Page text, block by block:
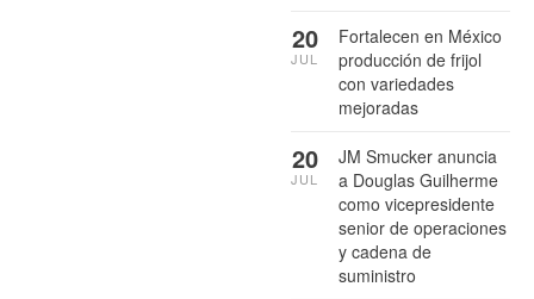
Fortalecen en México
producción de frijol
con variedades
mejoradas
20
JUL
JM Smucker anuncia
a Douglas Guilherme
como vicepresidente
senior de operaciones
y cadena de
suministro
20
JUL